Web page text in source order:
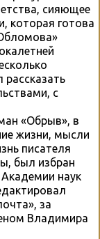
сияющее
которая готова
рассказать
с
«Обрыв», в
жизни, мысли
писателя
был избран
наук
за
Владимира